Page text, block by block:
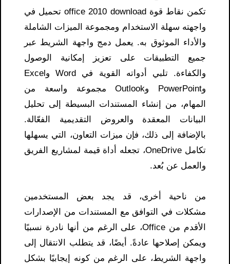
تكمن نقاط قوة office 2010 download تحميل في
واجهته سهلة الاستخدام ومجموعة الميزات الشاملة
والأداء الموثوق به. يعمل دمج واجهة الشريط عبر
جميع التطبيقات على تعزيز إمكانية الوصول
والكفاءة. تلبي أدواته القوية في Word وExcel
وPowerPoint وOutlook مجموعة واسعة من
المهام، من إنشاء المستندات البسيطة إلى تحليل
البيانات المعقدة والعروض التقديمية الفعّالة.
بالإضافة إلى ذلك، فإن ميزات التعاون، التي يسهلها
تكامل OneDrive، تجعله أداة قيمة لمشاريع الفريق
والعمل عن بُعد.
من ناحية أخرى، قد يجد بعض المستخدمين
مشكلات في التوافق مع المستندات من الإصدارات
الأقدم من Office، على الرغم من أنها نادرة نسبيًا
ويمكن إصلاحها عادةً. أيضًا، قد يتطلب الانتقال إلى
واجهة الشريط، على الرغم من كونه إيجابيًا بشكل